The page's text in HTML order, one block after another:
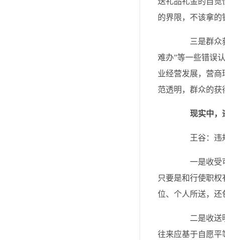
的界限，不该拿
三是群众获
难办”等一些错误
业经营发展，营
范透明，群众的
现实中，
王谷：违规
一是收受可
只要是和行使职
位、个人所送，还
二是收送明
往来应基于自愿平